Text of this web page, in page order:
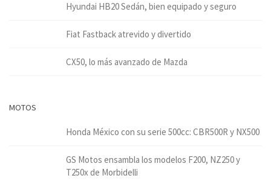
Hyundai HB20 Sedán, bien equipado y seguro
Fiat Fastback atrevido y divertido
CX50, lo más avanzado de Mazda
MOTOS
Honda México con su serie 500cc: CBR500R y NX500
GS Motos ensambla los modelos F200, NZ250 y
T250x de Morbidelli